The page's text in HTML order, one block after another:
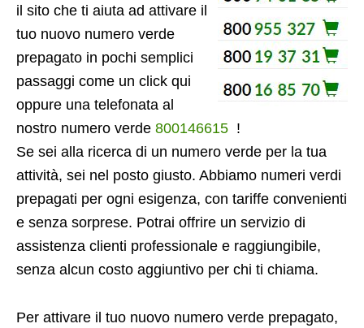
il sito che ti aiuta ad attivare il
tuo nuovo numero verde
prepagato in pochi semplici
passaggi come un click qui
oppure una telefonata al
nostro numero verde 800146615 !
Se sei alla ricerca di un numero verde per la tua
attività, sei nel posto giusto. Abbiamo numeri verdi
prepagati per ogni esigenza, con tariffe convenienti
e senza sorprese. Potrai offrire un servizio di
assistenza clienti professionale e raggiungibile,
senza alcun costo aggiuntivo per chi ti chiama.
Per attivare il tuo nuovo numero verde prepagato,